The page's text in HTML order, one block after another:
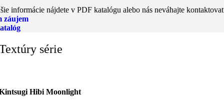
informácie nájdete v PDF katalógu alebo nás neváhajte
záujem
série
Hibi Moonlight